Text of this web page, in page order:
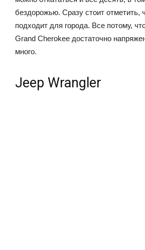
бездорожью. Сразу стоит отметить,
подходит для города. Все потому,
Grand Cherokee достаточно
много.
Jeep Wrangler